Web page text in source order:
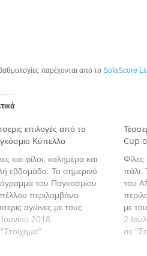
παρέχονται από το SofaScore
επιλογές από το
Κύπελλο
και φίλοι, καλημέρα και
εβδομάδα. Το σημερινό
του Παγκοσμίου
περιλαμβάνει
αγώνες με τους
ανοίγει η 3η αγωνιστική
φάσης των ομίλων. Πάμε να
2018
Cup
Φίλες
πάλι.
του
με
η 3η
της
2
σε